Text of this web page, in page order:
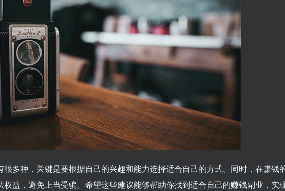
多种，关键是要根据自己的兴趣和能力选择适合自己的方式。同时，在赚钱
益，避免上当受骗。希望这些建议能够帮助你找到适合自己的赚钱副业，实